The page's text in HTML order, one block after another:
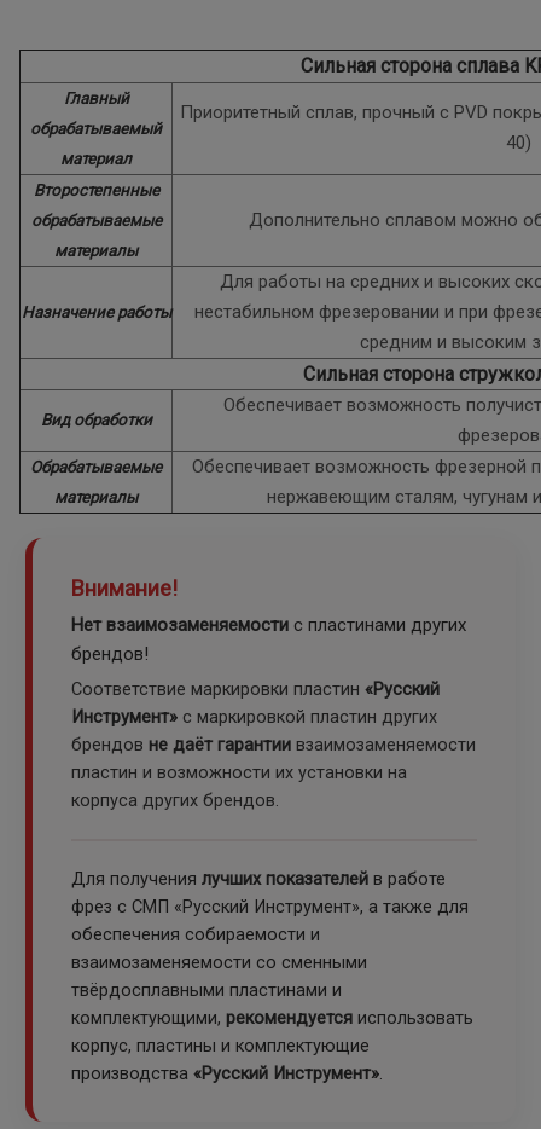
Сильная сторона сплава
Главный
обрабатываемый
материал
Приоритетный сплав, прочный с PVD
40)
Второстепенные
обрабатываемые
материалы
Дополнительно сплавом можно
Назначение работы
Для работы на средних и высоких
нестабильном фрезеровании и при
средним и высоким
Сильная сторона
Вид обработки
Обеспечивает возможность
Обрабатываемые
материалы
Обеспечивает возможность фрезерной
нержавеющим сталям, чугунам
Внимание!
Нет взаимозаменяемости с пластинами других
брендов!
Соответствие маркировки пластин «Русский
Инструмент» с маркировкой пластин других
брендов не даёт гарантии взаимозаменяемости
пластин и возможности их установки на
корпуса других брендов.
Для получения лучших показателей в работе
фрез с СМП «Русский Инструмент», а также для
обеспечения собираемости и
взаимозаменяемости со сменными
твёрдосплавными пластинами и
комплектующими, рекомендуется использовать
корпус, пластины и комплектующие
производства «Русский Инструмент».